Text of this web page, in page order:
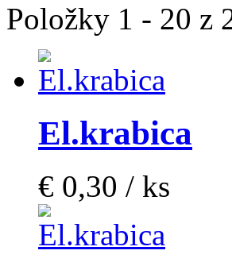
Položky 1 - 20 z
El.krabica
€ 0,30 / ks